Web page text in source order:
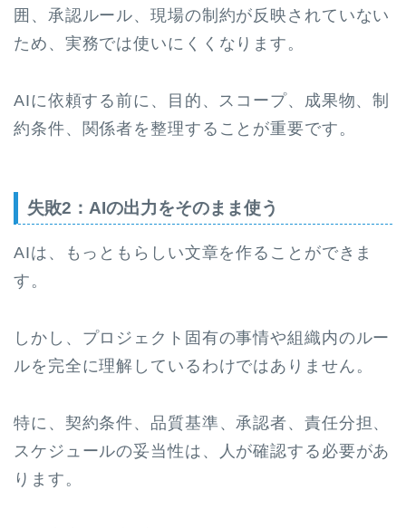
囲、承認ルール、現場の制約が反映されていない
ため、実務では使いにくくなります。
AIに依頼する前に、目的、スコープ、成果物、制
約条件、関係者を整理することが重要です。
失敗2：AIの出力をそのまま使う
AIは、もっともらしい文章を作ることができま
す。
しかし、プロジェクト固有の事情や組織内のルー
ルを完全に理解しているわけではありません。
特に、契約条件、品質基準、承認者、責任分担、
スケジュールの妥当性は、人が確認する必要があ
ります。